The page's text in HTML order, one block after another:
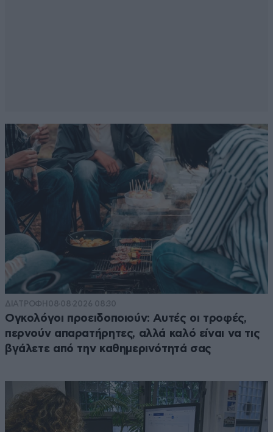
ΔΙΑΤΡΟΦΗ 08·08·2026 08:30
Ογκολόγοι προειδοποιούν: Αυτές οι τροφές,
περνούν απαρατήρητες, αλλά καλό είναι να τις
βγάλετε από την καθημερινότητά σας